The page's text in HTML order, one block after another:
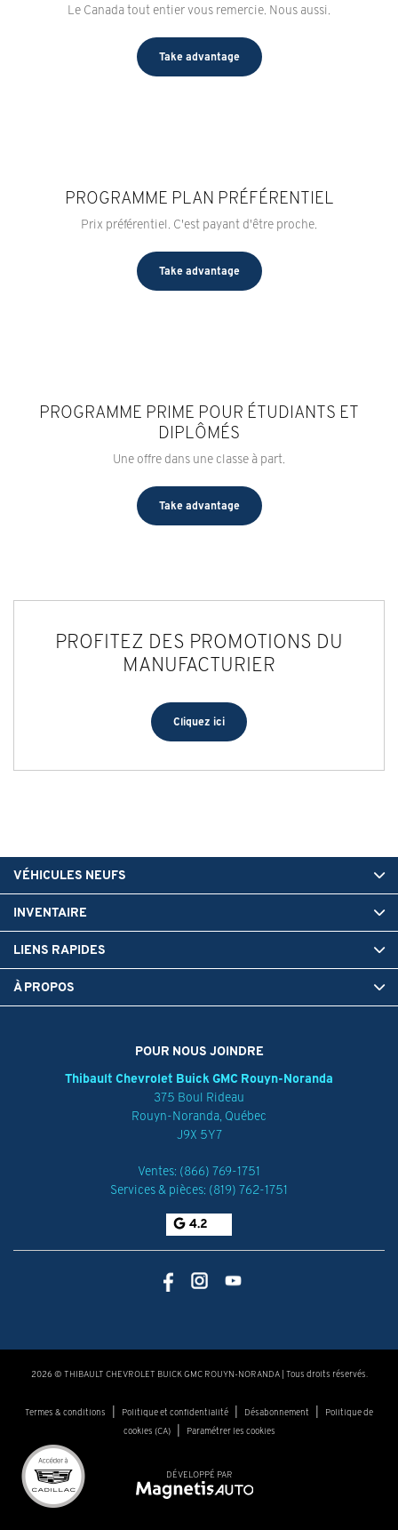
Le Canada tout entier vous remercie. Nous aussi.
Take advantage
PROGRAMME PLAN PRÉFÉRENTIEL
Prix préférentiel. C'est payant d'être proche.
Take advantage
PROGRAMME PRIME POUR ÉTUDIANTS ET
DIPLÔMÉS
Une offre dans une classe à part.
Take advantage
PROFITEZ DES PROMOTIONS DU
MANUFACTURIER
Cliquez ici
POUR NOUS JOINDRE
Thibault Chevrolet Buick GMC Rouyn-Noranda
375 Boul Rideau
Rouyn-Noranda, Québec
J9X 5Y7
Ventes: (866) 769-1751
Services & pièces: (819) 762-1751
4.2
VÉHICULES NEUFS
INVENTAIRE
LIENS RAPIDES
À PROPOS
2026 © THIBAULT CHEVROLET BUICK GMC ROUYN-NORANDA| Tous droits réservés.
Termes & conditions | Politique et confidentialité | Désabonnement |
Politique de
cookies (CA)| Paramétrer les cookies
DÉVELOPPÉ PAR